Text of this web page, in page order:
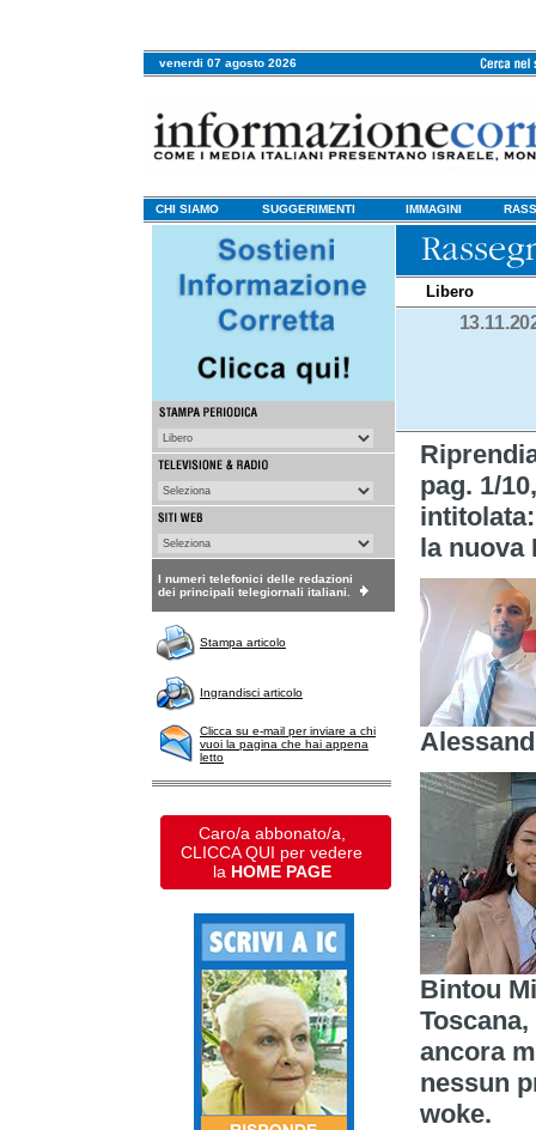
venerdi 07 agosto 2026
CHI SIAMO SUGGERIMENTI IMMAGINI
I numeri telefonici delle redazioni
dei principali telegiornali italiani.
Stampa articolo
Ingrandisci articolo
Clicca su e-mail per inviare a chi
vuoi la pagina che hai appena
letto
Caro/a abbonato/a,
CLICCA QUI per vedere
la HOME PAGE
Libero
pag. 1/
la nuova
Bintou
ancora
nessun
woke.